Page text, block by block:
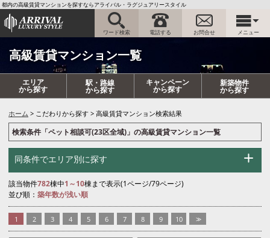
都内の高級賃貸マンションを探すならアライバル・ラグジュアリースタイル
ワード検索 電話する お問合せ メニュー
高級賃貸マンション一覧
エリア
から探す
駅・路線
から探す
キャンペーン
から探す
新築物件
から探す
ホーム こだわりから探す 高級賃貸マンション検索結果
検索条件「ペット相談可(23区全域)」の高級賃貸マンション一覧
同条件でエリア別に探す
該当物件782棟中1～10棟まで表示(1ページ/79ページ)
並び順： 築年数が浅い順
1 2 3 4 5 6 7 8 9 10 >>